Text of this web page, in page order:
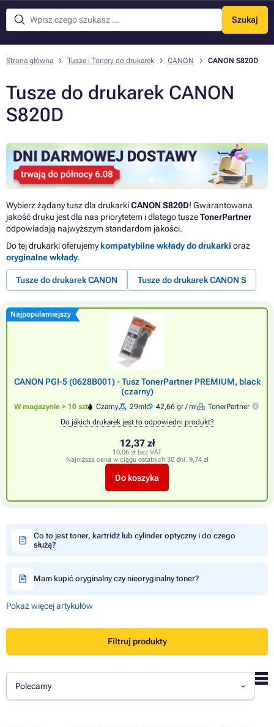
Szukaj
Menu
Strona główna Tusze i Tonery do drukarek CANON CANON S820D
Tusze do drukarek CANON
S820D
Wybierz żądany tusz dla drukarkiCANON S820D! Gwarantowana
jakość druku jest dla nas priorytetem i dlatego tuszeTonerPartner
odpowiadają najwyższym standardom jakości.
Do tej drukarki oferujemykompatybilne wkłady do drukarki oraz
oryginalne wkłady.
Tusze do drukarek CANON Tusze do drukarek CANON S
Najpopularniejszy
CANON PGI-5 (0628B001) - Tusz TonerPartner PREMIUM, black
(czarny)
W magazynie > 10 szt Czarny 29ml 42,66 gr / ml
TonerPartner
Do jakich drukarek jest to odpowiedni produkt?
12,37 zł
10,06 zł bez VAT
Najniższa cena w ciągu ostatnich 30 dni: 9,74 zł
Do koszyka
Co to jest toner, kartridż lub cylinder optyczny i do czego
służą?
Mam kupić oryginalny czy nieoryginalny toner?
Pokaż więcej artykułów
Filtruj produkty
Polecamy